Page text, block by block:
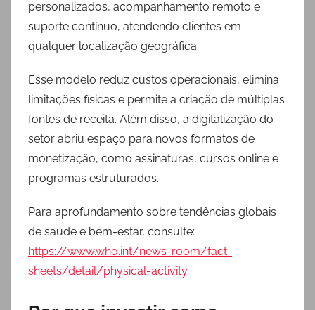
personalizados, acompanhamento remoto e
suporte contínuo, atendendo clientes em
qualquer localização geográfica.
Esse modelo reduz custos operacionais, elimina
limitações físicas e permite a criação de múltiplas
fontes de receita. Além disso, a digitalização do
setor abriu espaço para novos formatos de
monetização, como assinaturas, cursos online e
programas estruturados.
Para aprofundamento sobre tendências globais
de saúde e bem-estar, consulte:
https://www.who.int/news-room/fact-
sheets/detail/physical-activity